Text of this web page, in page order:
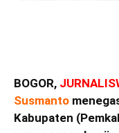
BOGOR,
Susmanto
Kabupaten